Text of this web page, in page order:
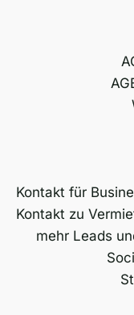
Kontakt für
Kontakt zu
mehr Leads